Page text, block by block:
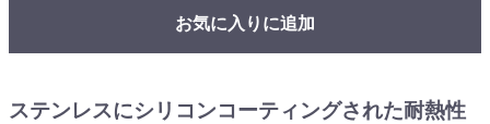
お気に入りに追加
ステンレスにシリコンコーティングされた耐熱性